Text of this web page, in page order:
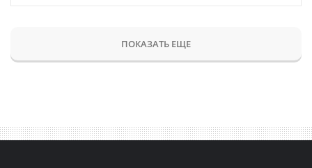
ПОКАЗАТЬ ЕЩЕ